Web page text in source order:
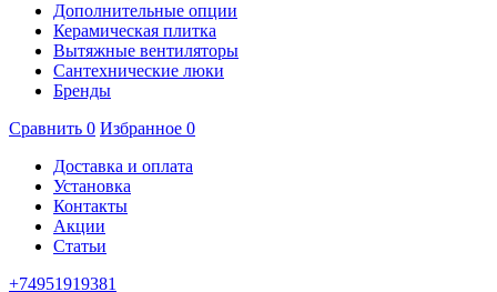
Дополнительные опции
Керамическая плитка
Вытяжные вентиляторы
Сантехнические люки
Бренды
Сравнить 0 Избранное 0
Доставка и оплата
Установка
Контакты
Акции
Статьи
+74951919381